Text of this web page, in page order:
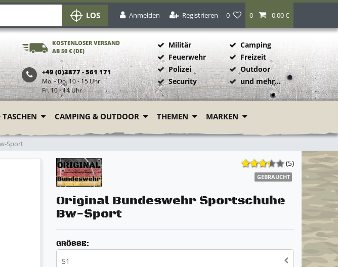
LOS Anmelden Registrieren 0 0 0,00 €
KOSTENLOSER VERSAND
AB 50 € (DE)
+49 (0)3877 - 561 171
Mo. - Do. 10 - 15 Uhr
Fr. 10 - 14 Uhr
Militär
Feuerwehr
Polizei
Security
Camping
Freizeit
Outdoor
und mehr...
CAMPING & OUTDOOR THEMEN MARKEN
Sport
(5)
GEBRAUCHT
Original Bundeswehr Sportschuhe
Bw-Sport
GRÖSSE:
51